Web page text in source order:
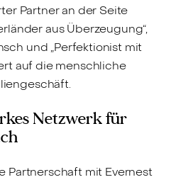
Partner an der Seite
aus Überzeugung“,
und „Perfektionist mit
auf die menschliche
Netzwerk für
Partnerschaft mit Evernest